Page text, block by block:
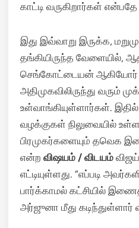
காட்டி வருகிறார்கள்
இது இவ்வாறு இருக்க,
தங்கியிருந்த வேளையில்,
செங்கோட்டையன்
அதிமுகவிலிருந்து வரும்
உள்வாங்கியுள்ளார்கள்.
வழக்குகள் நிலுவையில் உள்ள
பிரமுகர்களையும் தவெக
என்ற விஷயம் / விடயம்
எட்டியுள்ளது. “எப்படி
பார்க்காமல் கட்சியில்
அர்ஜுனா மீது கடிந்துள்ளார்